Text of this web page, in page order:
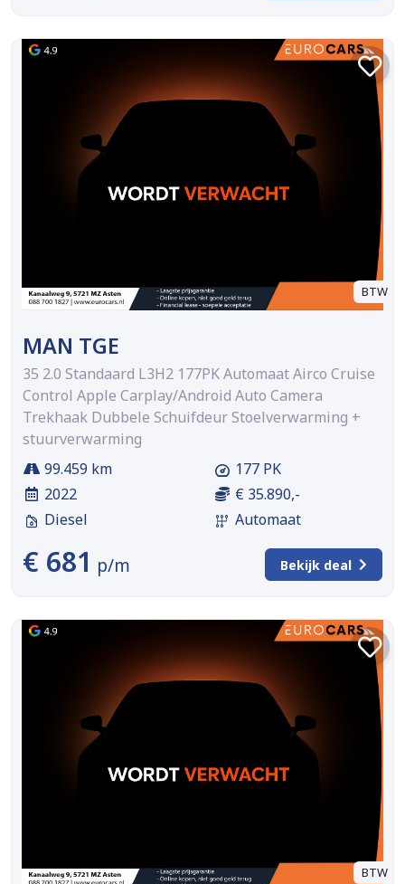
BTW
MAN TGE
35 2.0 Standaard L3H2 177PK Automaat Airco Cruise
Control Apple Carplay/Android Auto Camera
Trekhaak Dubbele Schuifdeur Stoelverwarming +
stuurverwarming
99.459 km
2022
Diesel
177 PK
€ 35.890,-
Automaat
€ 681 p/m Bekijk deal
BTW